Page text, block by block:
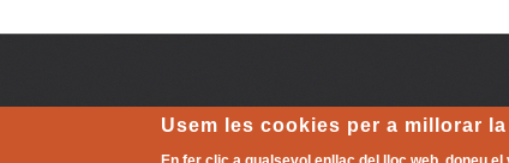
AVIS LEGAL Política de cookies | L'altre món que ja
Usem les cookies per a millorar